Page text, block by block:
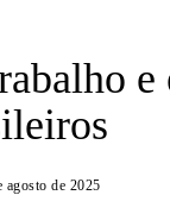
e
agosto de 2025